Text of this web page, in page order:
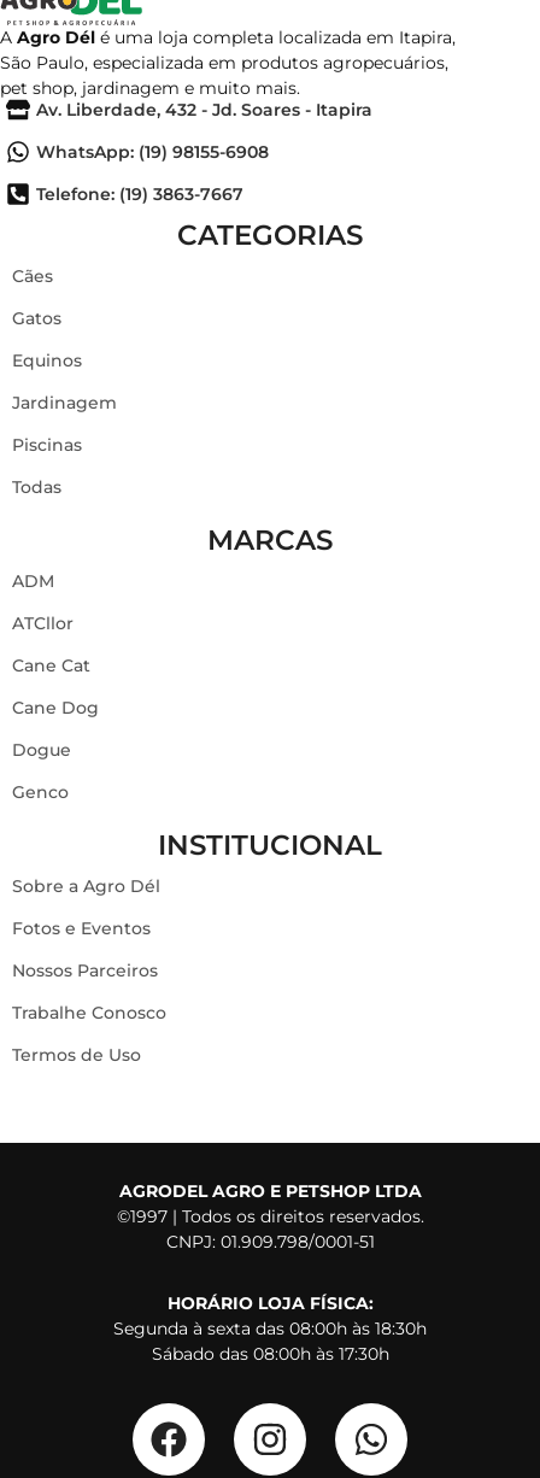
A Agro Dél é uma loja completa localizada em Itapira,
São Paulo, especializada em produtos agropecuários,
pet shop, jardinagem e muito mais.
Av. Liberdade, 432 - Jd. Soares - Itapira
WhatsApp: (19) 98155-6908
Telefone: (19) 3863-7667
CATEGORIAS
Cães
Gatos
Equinos
Jardinagem
Piscinas
Todas
MARCAS
ADM
ATCllor
Cane Cat
Cane Dog
Dogue
Genco
INSTITUCIONAL
Sobre a Agro Dél
Fotos e Eventos
Nossos Parceiros
Trabalhe Conosco
Termos de Uso
AGRODEL AGRO E PETSHOP LTDA
©1997 | Todos os direitos reservados.
CNPJ: 01.909.798/0001-51
HORÁRIO LOJA FÍSICA:
Segunda à sexta das 08:00h às 18:30h
Sábado das 08:00h às 17:30h